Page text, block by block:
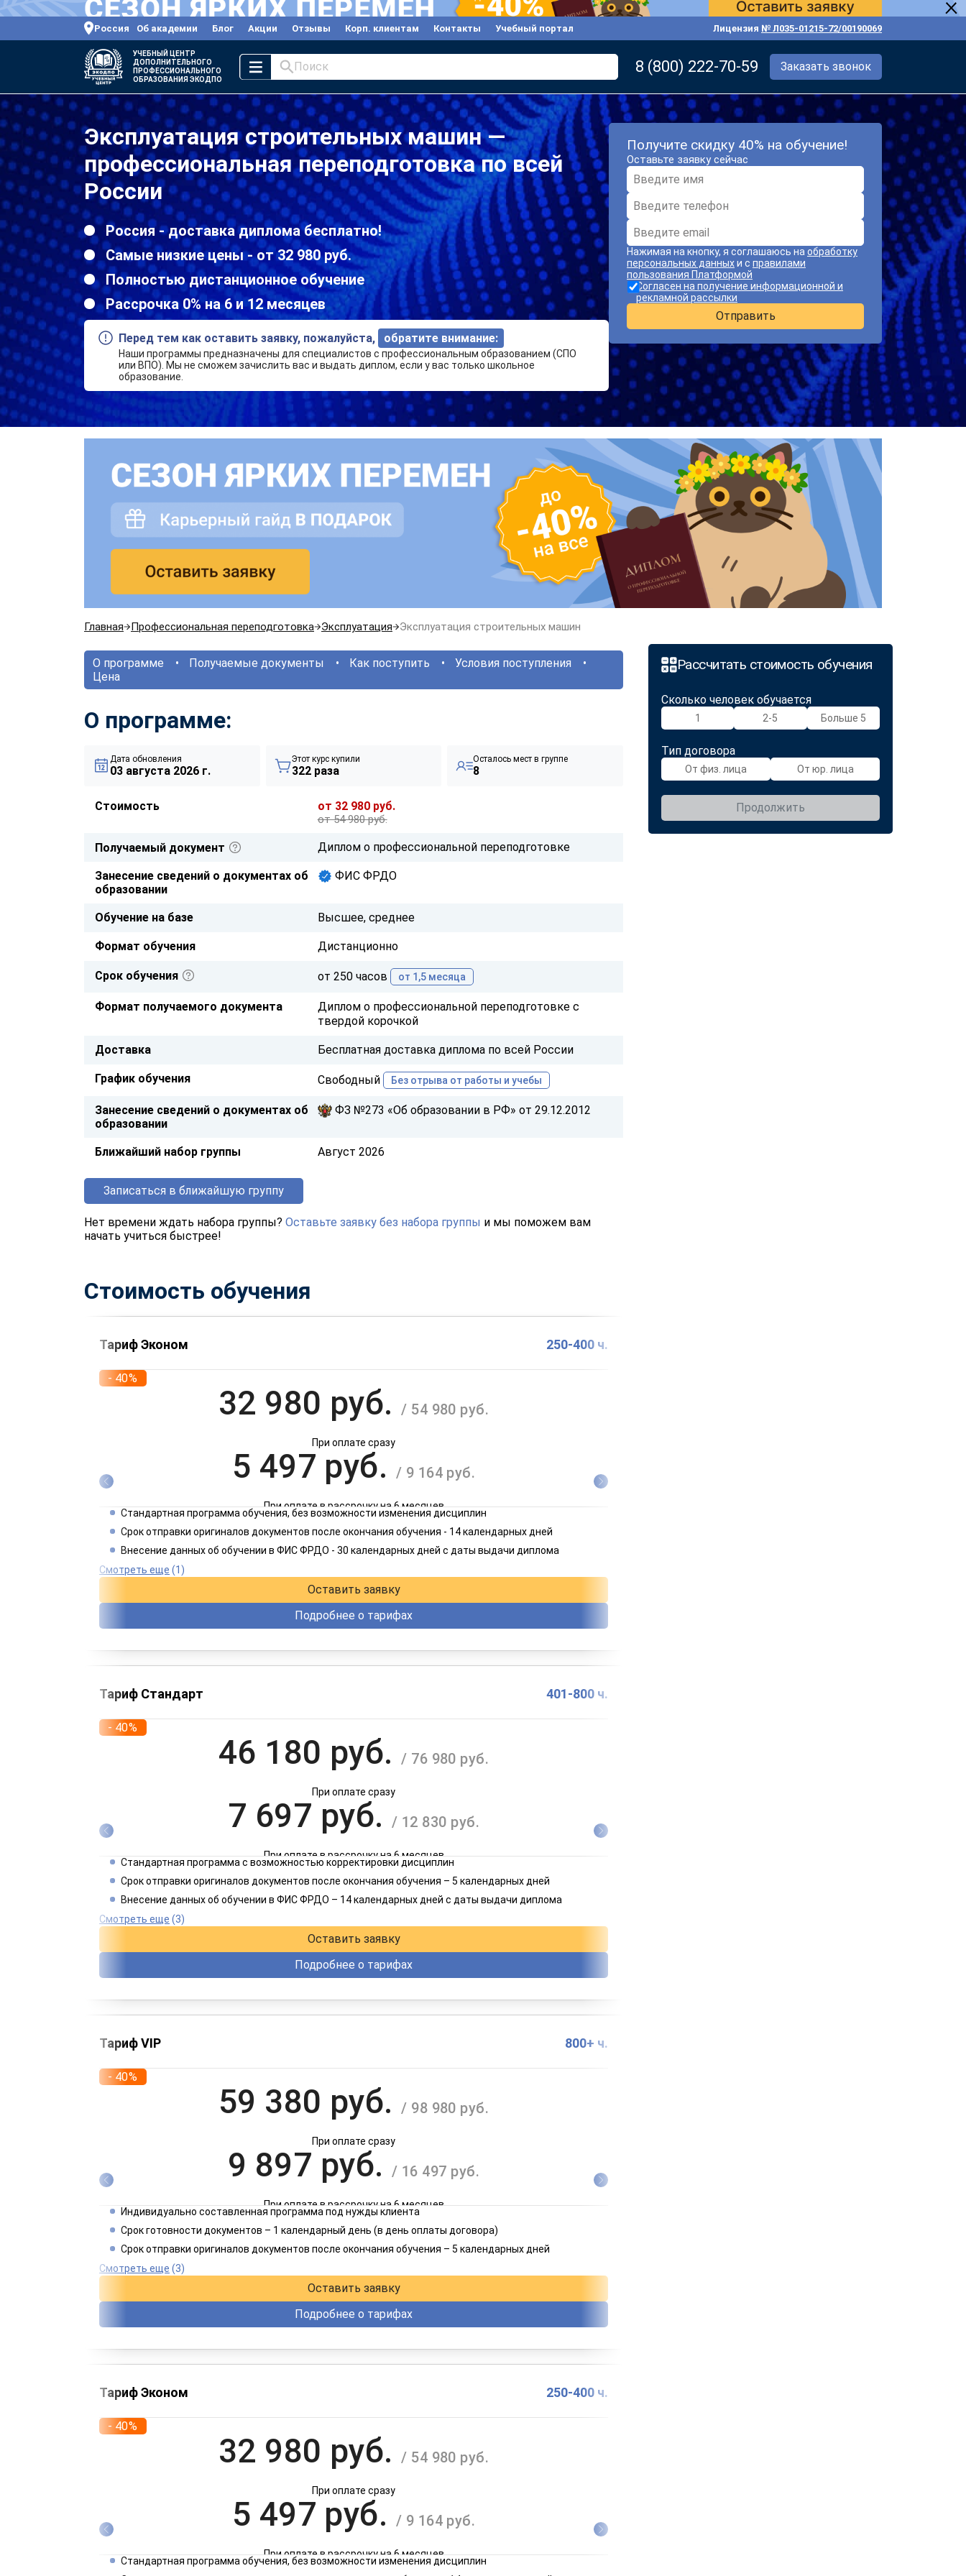
Россия Об академии Блог Акции Отзывы Корп. клиентам Контакты Учебный портал Лицензия № Л035-01215-72/00190069
УЧЕБНЫЙ ЦЕНТР
ДОПОЛНИТЕЛЬНОГО
ПРОФЕССИОНАЛЬНОГО
ОБРАЗОВАНИЯ ЭКОДПО
Поиск 8 (800) 222-70-59 Заказать звонок
Эксплуатация строительных машин —
профессиональная переподготовка по всей
России
Россия - доставка диплома бесплатно!
Самые низкие цены - от 32 980 руб.
Полностью дистанционное обучение
Рассрочка 0% на 6 и 12 месяцев
Перед тем как оставить заявку, пожалуйста, обратите внимание:
Наши программы предназначены для специалистов с профессиональным образованием (СПО
или ВПО). Мы не сможем зачислить вас и выдать диплом, если у вас только школьное
образование.
Получите скидку 40% на обучение!
Оставьте заявку сейчас
Нажимая на кнопку, я соглашаюсь на обработку
персональных данныхи с правилами
пользования Платформой
Согласен на получение информационной и
рекламной рассылки
Отправить
Главная Профессиональная переподготовка Эксплуатация Эксплуатация строительных машин
Рассчитать стоимость обучения
Сколько человек обучается
1 2-5 Больше 5
Тип договора
От физ. лица От юр. лица
Продолжить
О программе Получаемые документы Как поступить
Условия поступления
Цена
О программе:
Дата обновления
03 августа 2026 г.
Этот курс купили
322 раза
Осталось мест в группе
8
Стоимость от 32 980 руб.
от 54 980 руб.
Получаемый документ Диплом о профессиональной переподготовке
Занесение сведений о документах об
образовании
ФИС ФРДО
Обучение на базе Высшее, среднее
Формат обучения Дистанционно
Срок обучения от 250 часов от 1,5 месяца
Формат получаемого документа
Диплом о профессиональной переподготовке с
твердой корочкой
Доставка Бесплатная доставка диплома по всей России
График обучения Свободный Без отрыва от работы и учебы
Занесение сведений о документах об
образовании
ФЗ №273 «Об образовании в РФ» от 29.12.2012
Ближайший набор группы Август 2026
Записаться в ближайшую группу
Нет времени ждать набора группы? Оставьте заявку без набора группы и мы поможем вам
начать учиться быстрее!
Стоимость обучения
Тариф Эконом 250-400 ч.
- 40%
32 980 руб./ 54 980 руб.
При оплате сразу
5 497 руб. / 9 164 руб.
При оплате в рассрочку на 6 месяцев
2 749 руб./ 4 582 руб.
Стандартная программа обучения, без возможности изменения дисциплин
Срок отправки оригиналов документов после окончания обучения - 14 календарных дней
Внесение данных об обучении в ФИС ФРДО - 30 календарных дней с даты выдачи диплома
Смотреть еще (1)
Оставить заявку
Подробнее о тарифах
Тариф Стандарт 401-800 ч.
- 40%
46 180 руб./ 76 980 руб.
При оплате сразу
7 697 руб./ 12 830 руб.
При оплате в рассрочку на 6 месяцев
3 849 руб./ 6 415 руб.
Стандартная программа с возможностью корректировки дисциплин
Срок отправки оригиналов документов после окончания обучения – 5 календарных дней
Внесение данных об обучении в ФИС ФРДО – 14 календарных дней с даты выдачи диплома
Смотреть еще (3)
Оставить заявку
Подробнее о тарифах
Тариф VIP 800+ ч.
- 40%
59 380 руб./ 98 980 руб.
При оплате сразу
9 897 руб./ 16 497 руб.
При оплате в рассрочку на 6 месяцев
4 949 руб./ 8 249 руб.
Индивидуально составленная программа под нужды клиента
Срок готовности документов – 1 календарный день (в день оплаты договора)
Срок отправки оригиналов документов после окончания обучения – 5 календарных дней
Смотреть еще (3)
Оставить заявку
Подробнее о тарифах
Тариф Эконом 250-400 ч.
- 40%
32 980 руб./ 54 980 руб.
При оплате сразу
5 497 руб. / 9 164 руб.
При оплате в рассрочку на 6 месяцев
Стандартная программа обучения, без возможности изменения дисциплин